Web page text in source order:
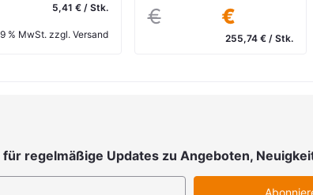
5,41 € / Stk.
% MwSt. zzgl. Versand
€
€
255,74 € / Stk.
regelmäßige Updates zu Angeboten,